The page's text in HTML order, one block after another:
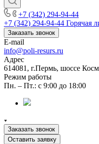
+7 (342) 294-94-44
+7 (342) 294-94-44 Горячая
Заказать звонок
E-mail
info@poli-resurs.ru
Адрес
614081, г.Пермь, шоссе
Режим работы
Пн. – Пт.: с 9:00 до 18:00
Заказать звонок
Оставить заявку